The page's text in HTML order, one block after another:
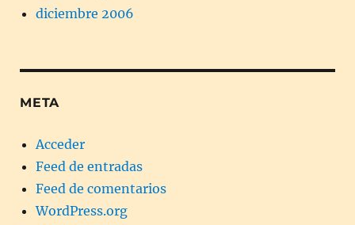
diciembre 2006
META
Acceder
Feed de entradas
Feed de comentarios
WordPress.org